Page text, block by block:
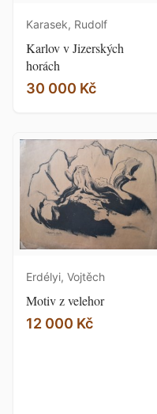
Karasek, Rudolf
Karlov v Jizerských
horách
30 000 Kč
Erdélyi, Vojtěch
Motiv z velehor
12 000 Kč